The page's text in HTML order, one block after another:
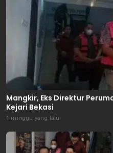
Mangkir, Eks Direktur
Kejari Bekasi
1 minggu yang lalu